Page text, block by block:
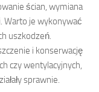
ścian, wymiana
Warto je wykonywać
uszkodzeń.
i konserwację
czy wentylacyjnych,
sprawnie.